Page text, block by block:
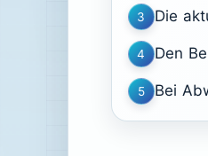
3 Die
4 Den
5 Bei